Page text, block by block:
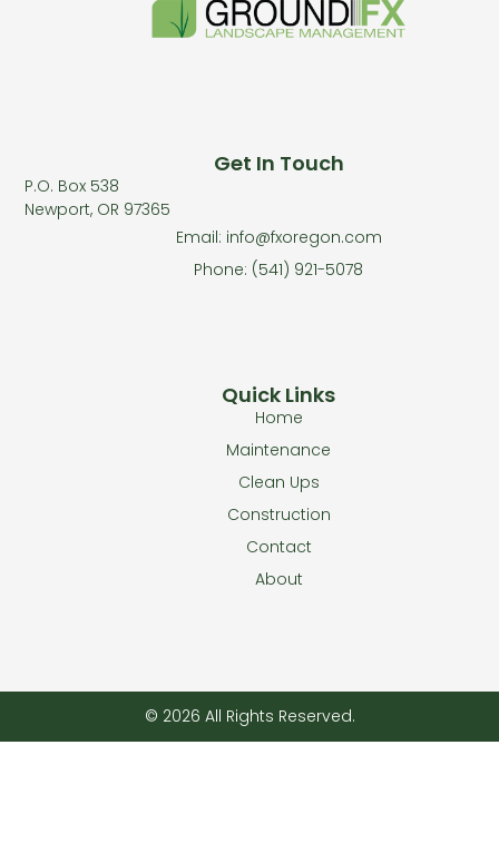
Quick Links
Home
Maintenance
Clean Ups
Construction
Contact
About
Get In Touch
P.O. Box 538
Newport, OR 97365
Email: info@fxoregon.com
Phone: (541) 921-5078
© 2026 All Rights Reserved.